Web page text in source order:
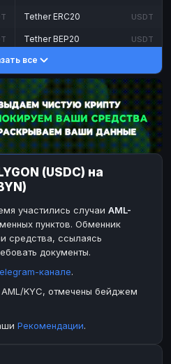
Tether ERC20 USDT
Tether BEP20 USDT
DASH
Toncoin TON
Dogecoin DOGE
TRX TRON
Bitcoin Cash BCH
BinanceCoin
Ether Classic
Ripple
Paxum
Payoneer
все
(USDC) на
участились случаи AML-
пунктов. Обменник
средства, ссылаясь
документы.
канале.
KYC, отмечены бейджем
Рекомендации.